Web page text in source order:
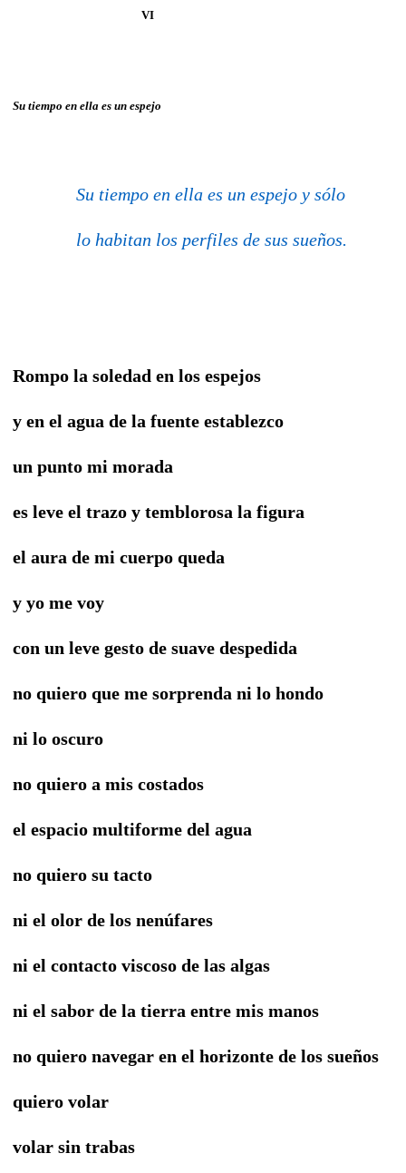
VI
Su tiempo en ella es un espejo
Su tiempo en ella es un espejo y sólo
lo habitan los perfiles de sus sueños.
Rompo la soledad en los espejos
y en el agua de la fuente establezco
un punto mi morada
es leve el trazo y temblorosa la figura
el aura de mi cuerpo queda
y yo me voy
con un leve gesto de suave despedida
no quiero que me sorprenda ni lo hondo
ni lo oscuro
no quiero a mis costados
el espacio multiforme del agua
no quiero su tacto
ni el olor de los nenúfares
ni el contacto viscoso de las algas
ni el sabor de la tierra entre mis manos
no quiero navegar en el horizonte de los sueños
quiero volar
volar sin trabas